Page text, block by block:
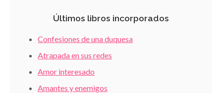
Últimos libros incorporados
Confesiones de una duquesa
Atrapada en sus redes
Amor interesado
Amantes y enemigos